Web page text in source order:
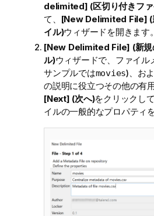
delimited] (区切り付きファ
て、 [New Delimited File] (
イル)ウィザードを開きます。
[New Delimited File] (新規
ル)ウィザードで、ファイル
サンプルではmovies)、お
の説明に役立つその他の有
[Next] (次へ)をクリックし
イルの一般的なプロパティ